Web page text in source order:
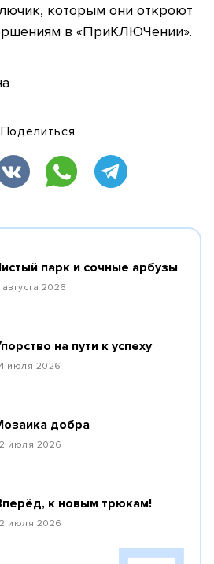
которым они откроют
в «ПриКЛЮЧении».
Поделиться
парк и сочные арбузы
августа 2026
на пути к успеху
июля 2026
добра
июля 2026
к новым трюкам!
июля 2026